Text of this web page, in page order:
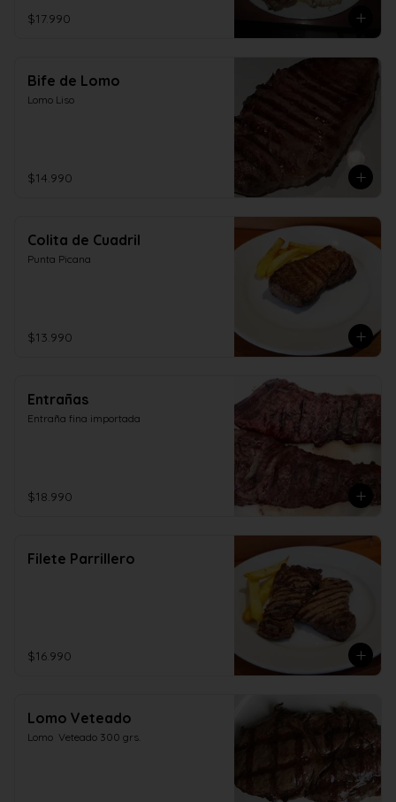
$17.990
Bife de Lomo
Lomo Liso
$14.990
Colita de Cuadril
Punta Picana
$13.990
Entrañas
Entraña fina importada
$18.990
Filete Parrillero
$16.990
Lomo Veteado
Lomo  Veteado 300 grs.